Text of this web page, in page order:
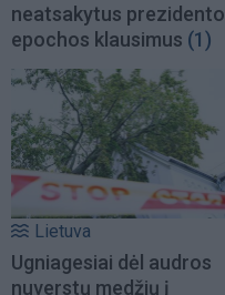
neatsakytus prezidento
epochos klausimus (1)
Lietuva
Ugniagesiai dėl audros
nuverstų medžių į